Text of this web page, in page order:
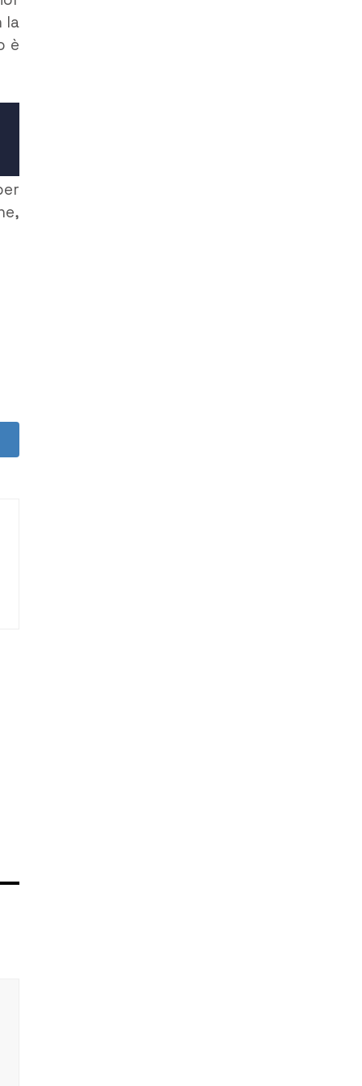
la
è